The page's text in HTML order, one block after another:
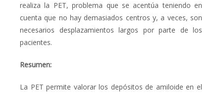
realiza la PET, problema que se acentúa teniendo en
cuenta que no hay demasiados centros y, a veces, son
necesarios desplazamientos largos por parte de los
pacientes.
Resumen:
La PET permite valorar los depósitos de amiloide en el